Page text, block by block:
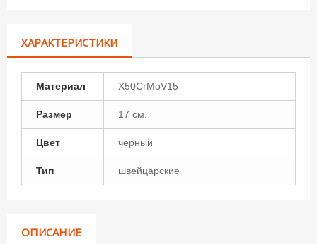
ХАРАКТЕРИСТИКИ
Материал X50CrMoV15
Размер 17 см.
Цвет черный
Тип швейцарские
ОПИСАНИЕ